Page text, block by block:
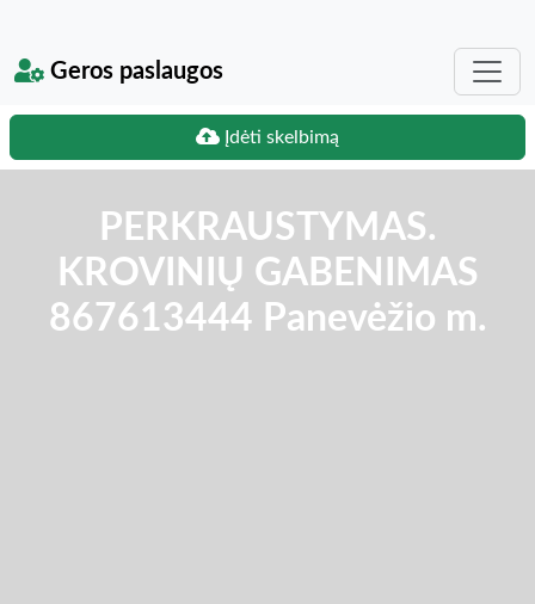
Geros paslaugos
Įdėti skelbimą
PERKRAUSTYMAS.
KROVINIŲ GABENIMAS
867613444 Panevėžio m.